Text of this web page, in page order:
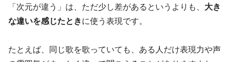
「次元が違う」は、ただ少し差があるというよりも、 大き
な違いを感じたときに使う表現です。
たとえば、同じ歌を歌っていても、ある人だけ表現力や声